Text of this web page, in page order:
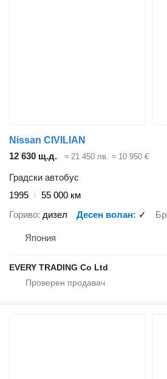
Nissan CIVILIAN
12 630 щ.д.
≈ 21 450 лв. ≈ 10 950 €
Градски автобус
1995
55 000 км
Гориво дизел Десен волан ✓
Япония
EVERY TRADING Co Ltd